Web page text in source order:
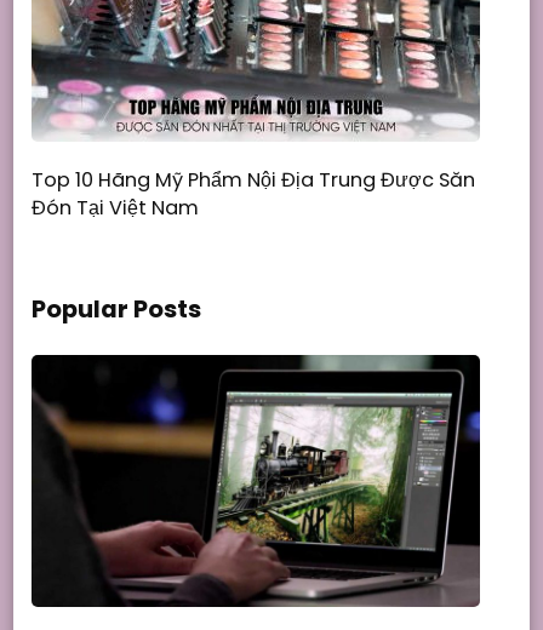
Top 10 Hãng Mỹ Phẩm Nội Địa Trung Được Săn
Đón Tại Việt Nam
Popular Posts